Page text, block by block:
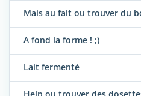
Mais au fait ou trouver du
A fond la forme ! ;)
Lait fermenté